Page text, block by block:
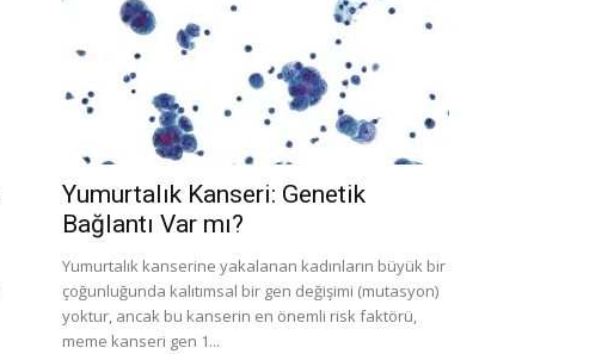
Yumurtalık Kanseri: Genetik
Bağlantı Var mı?
Yumurtalık kanserine yakalanan kadınların büyük bir
çoğunluğunda kalıtımsal bir gen değişimi (mutasyon)
yoktur, ancak bu kanserin en önemli risk faktörü,
meme kanseri gen 1...